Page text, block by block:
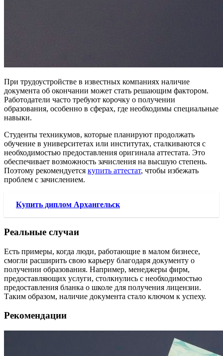
При трудоустройстве в известных компаниях наличие
документа об окончании может стать решающим фактором.
Работодатели часто требуют корочку о получении
образования, особенно в сферах, где необходимы специальные
навыки.
Студенты техникумов, которые планируют продолжать
обучение в университетах или институтах, сталкиваются с
необходимостью предоставления оригинала аттестата. Это
обеспечивает возможность зачисления на высшую степень.
Поэтому рекомендуется купить аттестат, чтобы избежать
проблем с зачислением.
Купить диплом Архангельск
Реальные случаи
Есть примеры, когда люди, работающие в малом бизнесе,
смогли расширить свою карьеру благодаря документу о
получении образования. Например, менеджеры фирм,
предоставляющих услуги, столкнулись с необходимостью
предоставления бланка о школе для получения лицензии.
Таким образом, наличие документа стало ключом к успеху.
Рекомендации